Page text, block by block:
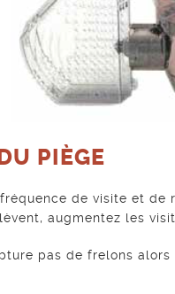
PIÈGE
de visite et de
augmentez les
pas de frelons alors